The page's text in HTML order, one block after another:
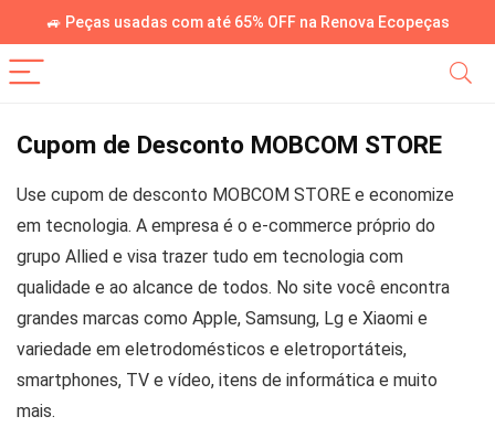
🚙 Peças usadas com até 65% OFF na Renova Ecopeças
Cupom de Desconto MOBCOM STORE
Use cupom de desconto MOBCOM STORE e economize
em tecnologia. A empresa é o e-commerce próprio do
grupo Allied e visa trazer tudo em tecnologia com
qualidade e ao alcance de todos. No site você encontra
grandes marcas como Apple, Samsung, Lg e Xiaomi e
variedade em eletrodomésticos e eletroportáteis,
smartphones, TV e vídeo, itens de informática e muito
mais.